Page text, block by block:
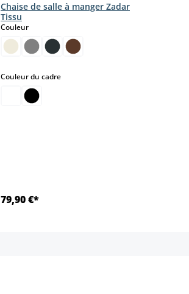
Chaise de salle à manger Zadar
Tissu
Couleurselect
Couleur du cadreselect
79,90 €*